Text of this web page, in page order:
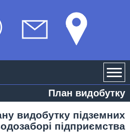
План видобутку
видобутку підземних
підприємства